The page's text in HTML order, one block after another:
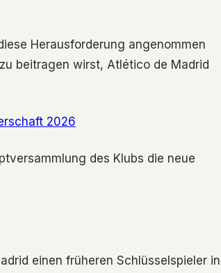
Herausforderung angenommen
beitragen wirst, Atlético de Madrid
2026
des Klubs die neue
einen früheren Schlüsselspieler in